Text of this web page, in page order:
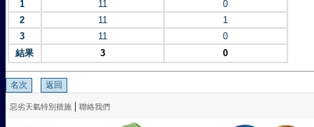
1 11
0
2
11
1
3
11
0
結果
3 0